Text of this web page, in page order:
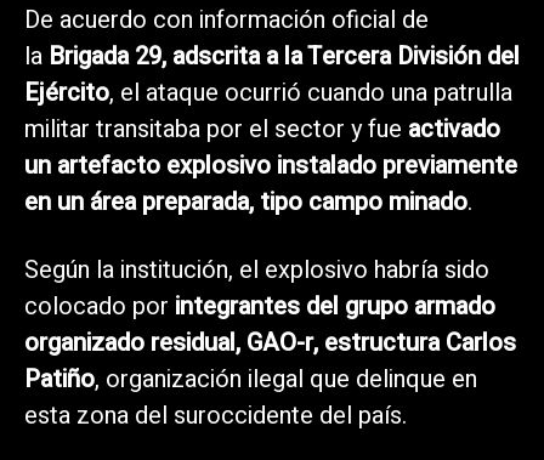
De acuerdo con información oficial de
la Brigada 29, adscrita a la Tercera División del
Ejército, el ataque ocurrió cuando una patrulla
militar transitaba por el sector y fue activado
un artefacto explosivo instalado previamente
en un área preparada, tipo campo minado.
Según la institución, el explosivo habría sido
colocado por integrantes del grupo armado
organizado residual, GAO-r, estructura Carlos
Patiño, organización ilegal que delinque en
esta zona del suroccidente del país.